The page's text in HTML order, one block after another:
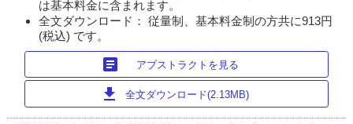
は基本料金に含まれます。
全文ダウンロード： 従量制、基本料金制の方共に913円
(税込) です。
article アブストラクトを見る
download 全文ダウンロード(2.13MB)